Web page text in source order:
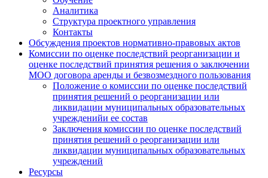
Аналитика
Структура проектного управления
Контакты
Обсуждения проектов нормативно-правовых актов
Комиссии по оценке последствий реорганизации и
оценке последствий принятия решения о заключении
МОО договора аренды и безвозмездного пользования
Положение о комиссии по оценке последствий
принятия решений о реорганизации или
ликвидации муниципальных образовательных
учрежденийи ее состав
Заключения комиссии по оценке последствий
принятия решений о реорганизации или
ликвидации муниципальных образовательных
учреждений
Ресурсы